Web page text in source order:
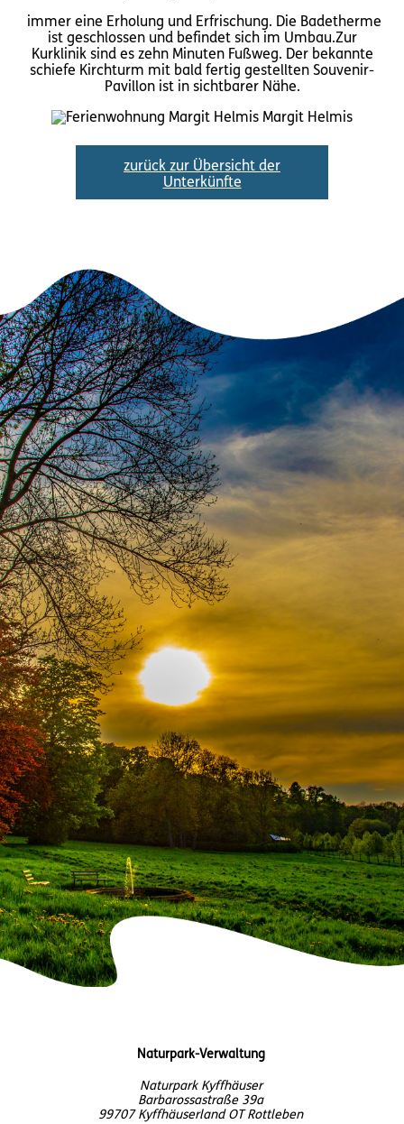
immer eine Erholung und Erfrischung. Die Badetherme
ist geschlossen und befindet sich im Umbau.Zur
Kurklinik sind es zehn Minuten Fußweg. Der bekannte
schiefe Kirchturm mit bald fertig gestellten Souvenir-
Pavillon ist in sichtbarer Nähe.
zurück zur Übersicht der
Unterkünfte
Naturpark-Verwaltung
Naturpark Kyffhäuser
Barbarossastraße 39a
99707 Kyffhäuserland OT Rottleben